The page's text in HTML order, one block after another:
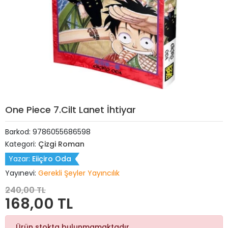
One Piece 7.Cilt Lanet İhtiyar
Barkod: 9786055686598
Kategori: Çizgi Roman
Yazar: Eiiçiro Oda
Yayınevi: Gerekli Şeyler Yayıncılık
240,00 TL
168,00 TL